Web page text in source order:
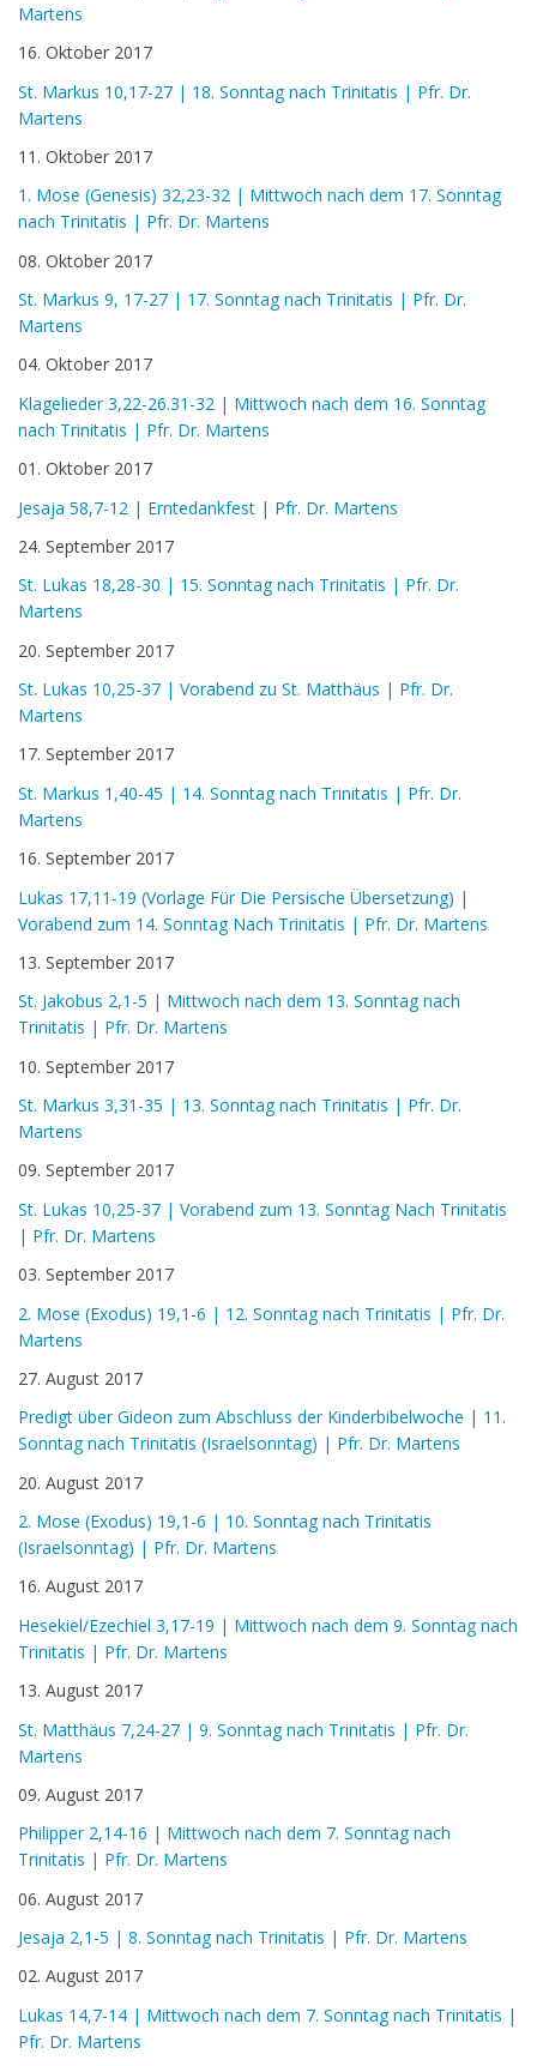
Martens
16. Oktober 2017
St. Markus 10,17-27 | 18. Sonntag nach Trinitatis | Pfr. Dr.
Martens
11. Oktober 2017
1. Mose (Genesis) 32,23-32 | Mittwoch nach dem 17. Sonntag
nach Trinitatis | Pfr. Dr. Martens
08. Oktober 2017
St. Markus 9, 17-27 | 17. Sonntag nach Trinitatis | Pfr. Dr.
Martens
04. Oktober 2017
Klagelieder 3,22-26.31-32 | Mittwoch nach dem 16. Sonntag
nach Trinitatis | Pfr. Dr. Martens
01. Oktober 2017
Jesaja 58,7-12 | Erntedankfest | Pfr. Dr. Martens
24. September 2017
St. Lukas 18,28-30 | 15. Sonntag nach Trinitatis | Pfr. Dr.
Martens
20. September 2017
St. Lukas 10,25-37 | Vorabend zu St. Matthäus | Pfr. Dr.
Martens
17. September 2017
St. Markus 1,40-45 | 14. Sonntag nach Trinitatis | Pfr. Dr.
Martens
16. September 2017
Lukas 17,11-19 (Vorlage Für Die Persische Übersetzung) |
Vorabend zum 14. Sonntag Nach Trinitatis | Pfr. Dr. Martens
13. September 2017
St. Jakobus 2,1-5 | Mittwoch nach dem 13. Sonntag nach
Trinitatis | Pfr. Dr. Martens
10. September 2017
St. Markus 3,31-35 | 13. Sonntag nach Trinitatis | Pfr. Dr.
Martens
09. September 2017
St. Lukas 10,25-37 | Vorabend zum 13. Sonntag Nach Trinitatis
| Pfr. Dr. Martens
03. September 2017
2. Mose (Exodus) 19,1-6 | 12. Sonntag nach Trinitatis | Pfr. Dr.
Martens
27. August 2017
Predigt über Gideon zum Abschluss der Kinderbibelwoche | 11.
Sonntag nach Trinitatis (Israelsonntag) | Pfr. Dr. Martens
20. August 2017
2. Mose (Exodus) 19,1-6 | 10. Sonntag nach Trinitatis
(Israelsonntag) | Pfr. Dr. Martens
16. August 2017
Hesekiel/Ezechiel 3,17-19 | Mittwoch nach dem 9. Sonntag nach
Trinitatis | Pfr. Dr. Martens
13. August 2017
St. Matthäus 7,24-27 | 9. Sonntag nach Trinitatis | Pfr. Dr.
Martens
09. August 2017
Philipper 2,14-16 | Mittwoch nach dem 7. Sonntag nach
Trinitatis | Pfr. Dr. Martens
06. August 2017
Jesaja 2,1-5 | 8. Sonntag nach Trinitatis | Pfr. Dr. Martens
02. August 2017
Lukas 14,7-14 | Mittwoch nach dem 7. Sonntag nach Trinitatis |
Pfr. Dr. Martens